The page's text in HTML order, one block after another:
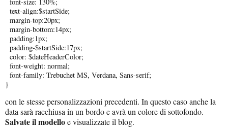
text-align:$startSide;
margin-top:20px;
margin-bottom:14px;
padding:1px;
padding-$startSide:17px;
color: $dateHeaderColor;
font-weight: normal;
font-family: Trebuchet MS, Verdana, Sans-serif;
}
con le stesse personalizzazioni precedenti. In questo caso anche la
data sarà racchiusa in un bordo e avrà un colore di sottofondo.
Salvate il modelloe visualizzate il blog.